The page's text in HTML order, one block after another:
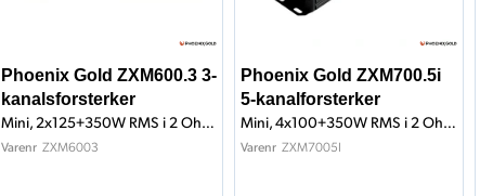
Phoenix Gold ZXM600.3 3-
kanalsforsterker
Mini, 2x125+350W RMS i 2 Ohm, Klasse D
Varenr ZXM6003
Phoenix Gold ZXM700.5i
5-kanalforsterker
Mini, 4x100+350W RMS i 2 Ohm, Klasse D
Varenr ZXM7005I